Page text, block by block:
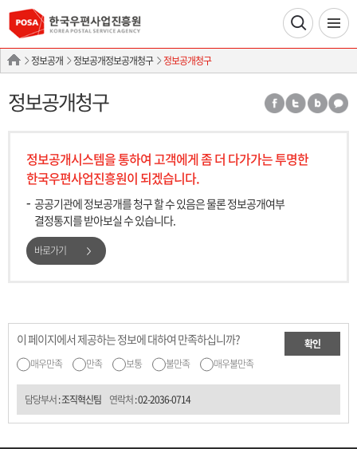
정보공개 정보공개정보공개청구 정보공개청구
정보공개청구
정보공개시스템을 통하여 고객에게 좀 더 다가가는투명한
한국우편사업진흥원이 되겠습니다.
공공기관에 정보공개를 청구 할 수 있음은 물론 정보공개여부
결정통지를 받아보실 수 있습니다.
바로가기
이 페이지에서 제공하는 정보에 대하여 만족하십니까?
매우만족 만족 보통 불만족 매우불만족
확인
담당부서: 조직혁신팀 연락처:02-2036-0714